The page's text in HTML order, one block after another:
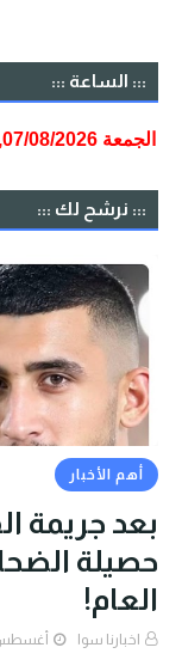
::: الساعة :::
::: نرشح لك :::
أهم الأخبار
بعد جريمة
العام!
اخبارنا سوا أغسطس 06,